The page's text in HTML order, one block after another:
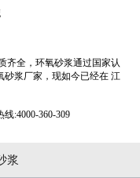
全，环氧砂浆通过国家认
砂浆厂家，现如今已经在 江
:4000-360-309
浆